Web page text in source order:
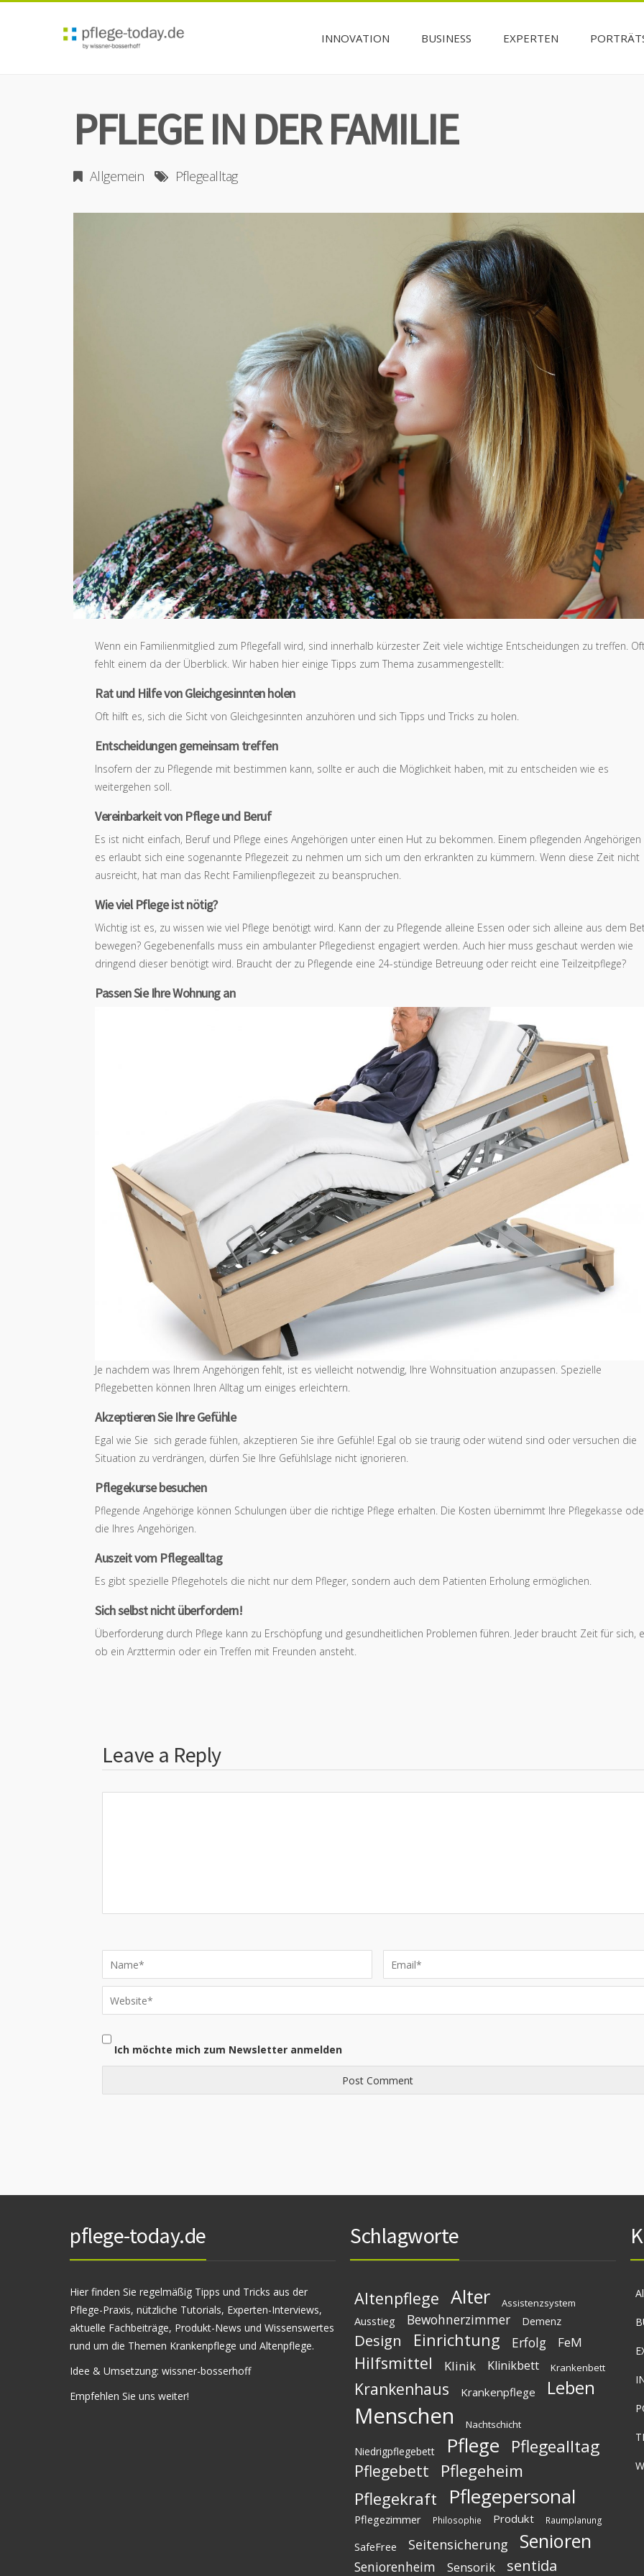
INNOVATION BUSINESS EXPERTEN
PFLEGE IN DER FAMILIE
Allgemein Pflegealltag
Wenn ein Familienmitglied zum Pflegefall wird, sind innerhalb kürzester Zeit viele wichtige Entscheidungen zu treffen.
fehlt einem da der Überblick. Wir haben hier einige Tipps zum Thema zusammengestellt:
Rat und Hilfe von Gleichgesinnten holen
Oft hilft es, sich die Sicht von Gleichgesinnten anzuhören und sich Tipps und Tricks zu holen.
Entscheidungen gemeinsam treffen
Insofern der zu Pflegende mit bestimmen kann, sollte er auch die Möglichkeit haben, mit zu entscheiden wie es
weitergehen soll.
Vereinbarkeit von Pflege und Beruf
Es ist nicht einfach, Beruf und Pflege eines Angehörigen unter einen Hut zu bekommen. Einem pflegenden
es erlaubt sich eine sogenannte Pflegezeit zu nehmen um sich um den erkrankten zu kümmern. Wenn diese Zeit nicht
ausreicht, hat man das Recht Familienpflegezeit zu beanspruchen.
Wie viel Pflege ist nötig?
Wichtig ist es, zu wissen wie viel Pflege benötigt wird. Kann der zu Pflegende alleine Essen oder sich alleine aus dem
bewegen? Gegebenenfalls muss ein ambulanter Pflegedienst engagiert werden. Auch hier muss geschaut werden wie
dringend dieser benötigt wird. Braucht der zu Pflegende eine 24-stündige Betreuung oder reicht eine Teilzeitpflege?
Passen Sie Ihre Wohnung an
Je nachdem was Ihrem Angehörigen fehlt, ist es vielleicht notwendig, Ihre Wohnsituation anzupassen. Spezielle
Pflegebetten können Ihren Alltag um einiges erleichtern.
Akzeptieren Sie Ihre Gefühle
Egal wie Sie sich gerade fühlen, akzeptieren Sie ihre Gefühle! Egal ob sie traurig oder wütend sind oder versuchen die
Situation zu verdrängen, dürfen Sie Ihre Gefühlslage nicht ignorieren.
Pflegekurse besuchen
Pflegende Angehörige können Schulungen über die richtige Pflege erhalten. Die Kosten übernimmt Ihre Pflegekasse
die Ihres Angehörigen.
Auszeit vom Pflegealltag
Es gibt spezielle Pflegehotels die nicht nur dem Pfleger, sondern auch dem Patienten Erholung ermöglichen.
Sich selbst nicht überfordern!
Überforderung durch Pflege kann zu Erschöpfung und gesundheitlichen Problemen führen. Jeder braucht Zeit für sich,
ob ein Arzttermin oder ein Treffen mit Freunden ansteht.
Leave a Reply
Ich möchte mich zum Newsletter anmelden
pflege-today.de
Hier finden Sie regelmäßig Tipps und Tricks aus der
Pflege-Praxis, nützliche Tutorials, Experten-Interviews,
aktuelle Fachbeiträge, Produkt-News und Wissenswertes
rund um die Themen Krankenpflege und Altenpflege.
Idee & Umsetzung: wissner-bosserhoff
Empfehlen Sie uns weiter!
Schlagworte
Altenpflege Alter Assistenzsystem
Ausstieg Bewohnerzimmer Demenz
Design Einrichtung Erfolg FeM
Hilfsmittel Klinik Klinikbett Krankenbett
Krankenhaus Krankenpflege Leben
Menschen Nachtschicht
Niedrigpflegebett Pflege Pflegealltag
Pflegebett
Pflegeheim
Pflegekraft
Pflegepersonal
Pflegezimmer Philosophie Produkt Raumplanung
SafeFree Seitensicherung Senioren
Seniorenheim Sensorik sentida